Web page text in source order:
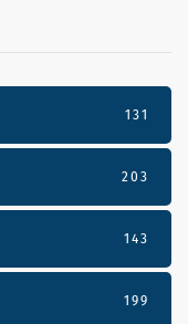
131
203
143
199